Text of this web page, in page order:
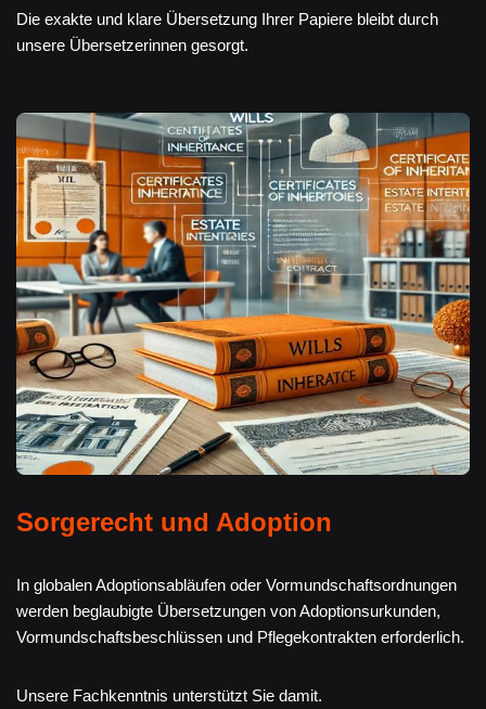
Die exakte und klare Übersetzung Ihrer Papiere bleibt durch
unsere Übersetzerinnen gesorgt.
Sorgerecht und Adoption
In globalen Adoptionsabläufen oder Vormundschaftsordnungen
werden beglaubigte Übersetzungen von Adoptionsurkunden,
Vormundschaftsbeschlüssen und Pflegekontrakten erforderlich.
Unsere Fachkenntnis unterstützt Sie damit.